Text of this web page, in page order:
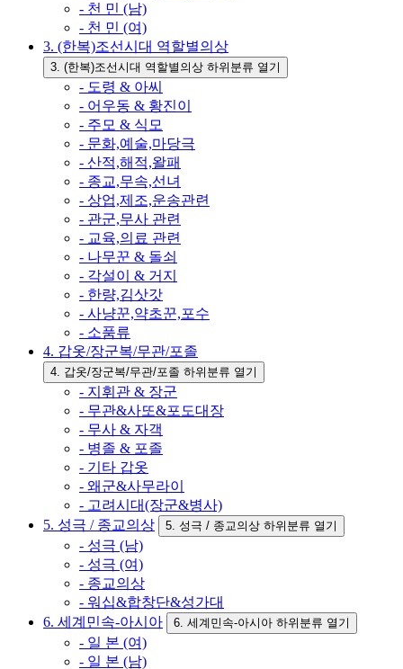
- 천 민 (남)
- 천 민 (여)
3. (한복)조선시대 역할별의상
3. (한복)조선시대 역할별의상 하위분류 열기
- 도령 & 아씨
- 어우동 & 황진이
- 주모 & 식모
- 문화,예술,마당극
- 산적,해적,왈패
- 종교,무속,선녀
- 상업,제조,운송관련
- 관군,무사 관련
- 교육,의료 관련
- 나무꾼 & 돌쇠
- 각설이 & 거지
- 한량,김삿갓
- 사냥꾼,약초꾼,포수
- 소품류
4. 갑옷/장군복/무관/포졸
4. 갑옷/장군복/무관/포졸 하위분류 열기
- 지휘관 & 장군
- 무관&사또&포도대장
- 무사 & 자객
- 병졸 & 포졸
- 기타 갑옷
- 왜군&사무라이
- 고려시대(장군&병사)
5. 성극 / 종교의상
5. 성극 / 종교의상 하위분류 열기
- 성극 (남)
- 성극 (여)
- 종교의상
- 워십&합창단&성가대
6. 세계민속-아시아
6. 세계민속-아시아 하위분류 열기
- 일 본 (여)
- 일 본 (남)